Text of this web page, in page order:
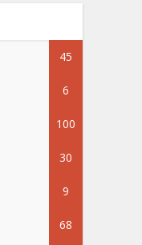
45
6
100
30
9
68